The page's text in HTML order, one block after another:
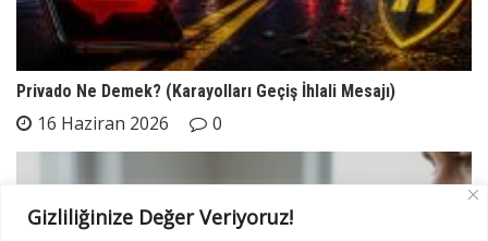
Gizliliğinize Değer Veriyoruz!
Privado Ne Demek? (Karayolları Geçiş İhlali Mesajı)
16 Haziran 2026 0